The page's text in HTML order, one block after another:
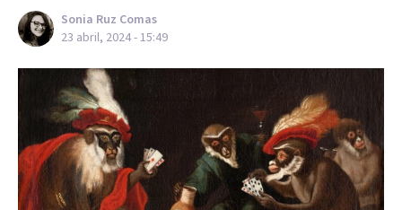
Sonia Ruz Comas
23 abril, 2024 - 15:49